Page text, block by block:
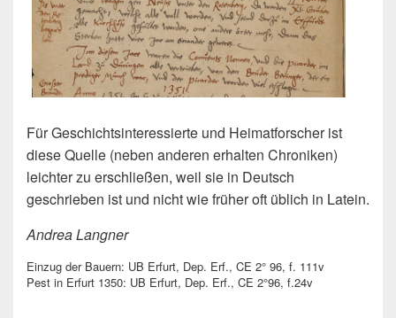
Für Geschichtsinteressierte und Heimatforscher ist
diese Quelle (neben anderen erhalten Chroniken)
leichter zu erschließen, weil sie in Deutsch
geschrieben ist und nicht wie früher oft üblich in Latein.
Andrea Langner
Einzug der Bauern: UB Erfurt, Dep. Erf., CE 2° 96, f. 111v
Pest in Erfurt 1350: UB Erfurt, Dep. Erf., CE 2°96, f.24v